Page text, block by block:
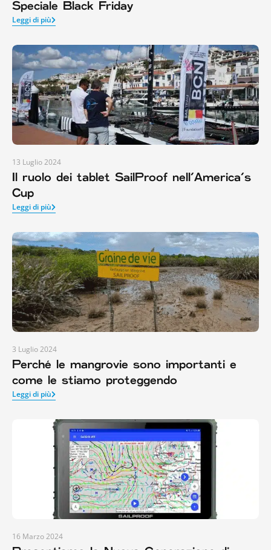
Speciale Black Friday
Leggi di più
13 Luglio 2024
Il ruolo dei tablet SailProof nell’America’s
Cup
Leggi di più
3 Luglio 2024
Perché le mangrovie sono importanti e
come le stiamo proteggendo
Leggi di più
16 Marzo 2024